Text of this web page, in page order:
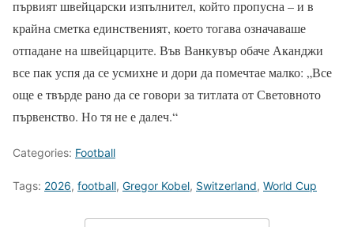
първият швейцарски изпълнител, който пропусна – и в
крайна сметка единственият, което тогава означаваше
отпадане на швейцарците. Във Ванкувър обаче Аканджи
все пак успя да се усмихне и дори да помечтае малко: „Все
още е твърде рано да се говори за титлата от Световното
първенство. Но тя не е далеч.“
Categories: Football
Tags: 2026, football, Gregor Kobel, Switzerland, World Cup